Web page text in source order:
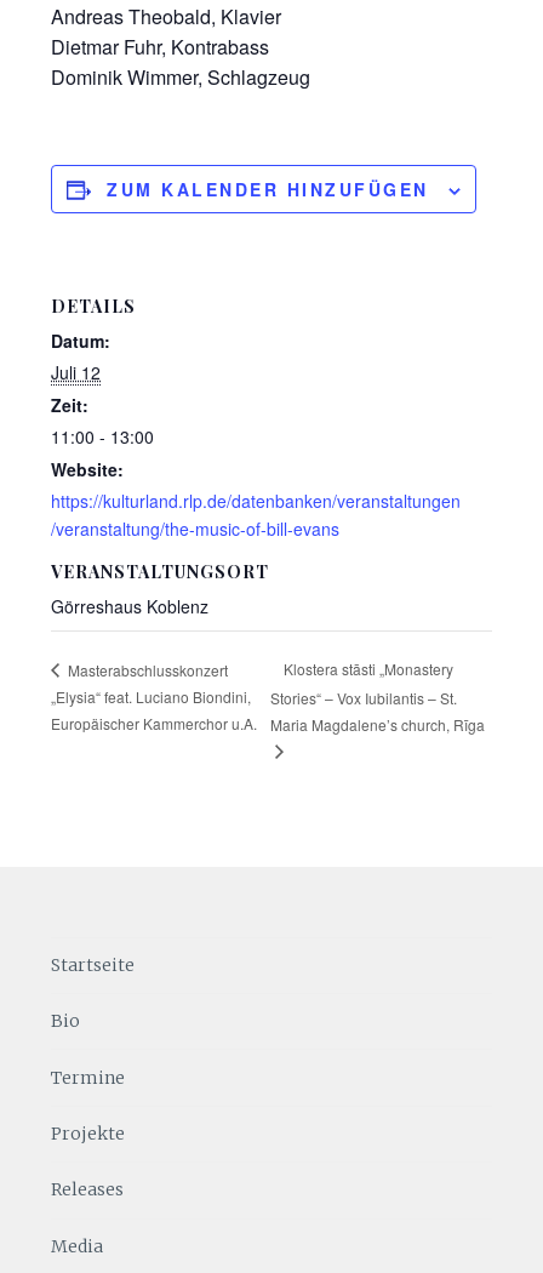
Andreas Theobald, Klavier
Dietmar Fuhr, Kontrabass
Dominik Wimmer, Schlagzeug
ZUM KALENDER HINZUFÜGEN
DETAILS
Datum:
Juli 12
Zeit:
11:00 - 13:00
Website:
https://kulturland.rlp.de/datenbanken/veranstaltungen
/veranstaltung/the-music-of-bill-evans
VERANSTALTUNGSORT
Görreshaus Koblenz
Masterabschlusskonzert
„Elysia“ feat. Luciano Biondini,
Europäischer Kammerchor u.A.
Klostera stāsti „Monastery
Stories“ – Vox Iubilantis – St.
Maria Magdalene’s church, Rīga
Startseite
Bio
Termine
Projekte
Releases
Media